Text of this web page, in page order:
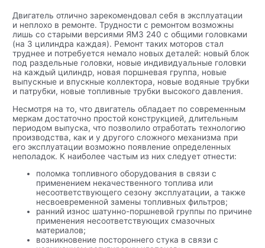
Двигатель отлично зарекомендовал себя в эксплуатации
и неплохо в ремонте. Трудности с ремонтом возможны
лишь со старыми версиями ЯМЗ 240 с общими головками
(на 3 цилиндра каждая). Ремонт таких моторов стал
труднее и потребуется немало новых деталей: новый блок
под раздельные головки, новые индивидуальные головки
на каждый цилиндр, новая поршневая группа, новые
выпускные и впускные коллектора, новые водяные трубки
и патрубки, новые топливные трубки высокого давления.
Несмотря на то, что двигатель обладает по современным
меркам достаточно простой конструкцией, длительным
периодом выпуска, что позволило отработать технологию
производства, как и у другого сложного механизма при
его эксплуатации возможно появление определенных
неполадок. К наиболее частым из них следует отнести:
поломка топливного оборудования в связи с
применением некачественного топлива или
несоответствующего сезону эксплуатации, а также
несвоевременной замены топливных фильтров;
ранний износ шатунно-поршневой группы по причине
применения несоответствующих смазочных
материалов;
возникновение постороннего стука в связи с